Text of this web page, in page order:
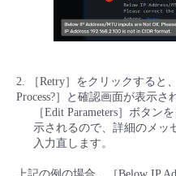
2. ［Retry］をクリックすると
Process?］と確認画面が表示さ
［Edit Parameters］ボタン
示されるので、詳細のメッ
入力直します。